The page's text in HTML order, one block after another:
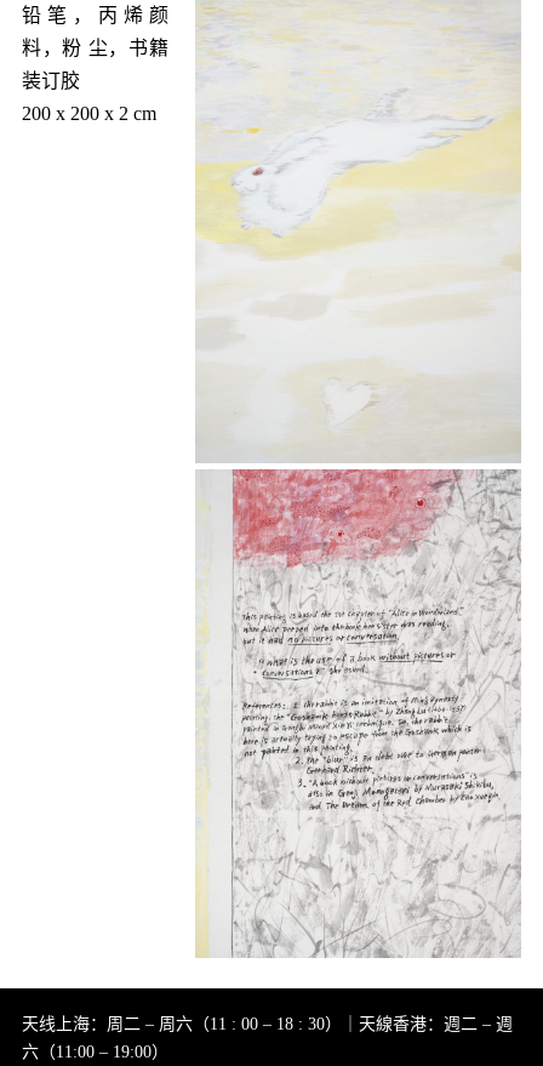
铅笔，丙烯颜
料，粉 尘，书籍
装订胶
200 x 200 x 2 cm
天线上海：周二 – 周六（11 : 00 – 18 : 30）｜天線香港：週二 – 週
六（11:00 – 19:00）